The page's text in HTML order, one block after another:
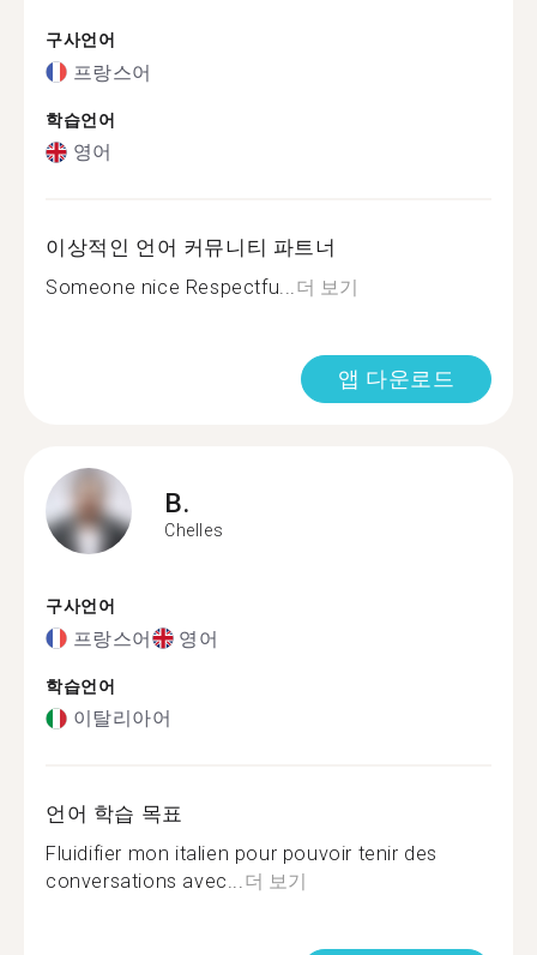
구사언어
프랑스어
학습언어
영어
이상적인 언어 커뮤니티 파트너
Someone nice Respectfu...더 보기
앱 다운로드
B.
Chelles
구사언어
프랑스어 영어
학습언어
이탈리아어
언어 학습 목표
Fluidifier mon italien pour pouvoir tenir des
conversations avec...더 보기